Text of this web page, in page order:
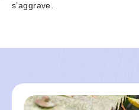
s’aggrave.